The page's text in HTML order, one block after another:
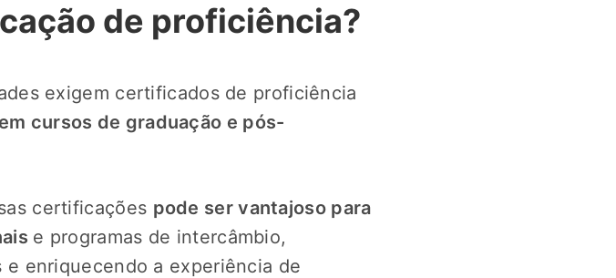
de proficiência?
exigem certificados de proficiência
cursos de graduação e pós-
certificações pode ser vantajoso para
e programas de intercâmbio,
enriquecendo a experiência de